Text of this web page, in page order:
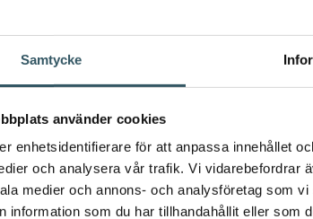
Samtycke
använder cookies
enhetsidentifierare för att anpassa innehållet
och analysera vår trafik. Vi vidarebefordrar
medier och annons- och analysföretag som
information som du har tillhandahållit eller som
pittoreska
hittar du våra
kortare